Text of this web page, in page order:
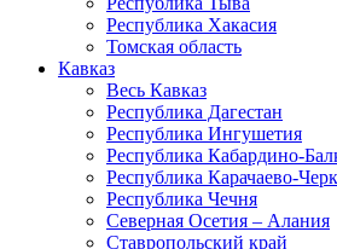
Республика Хакасия
Томская область
Кавказ
Весь Кавказ
Республика Дагестан
Республика Ингушетия
Республика Кабардино-
Республика Карачаево-
Республика Чечня
Северная Осетия – Алания
Ставропольский край